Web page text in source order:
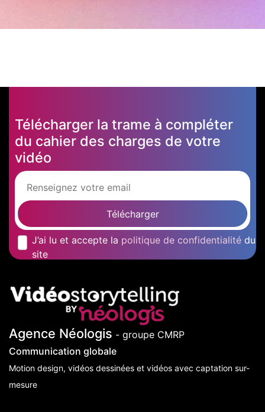
Télécharger la trame à compléter
du cahier des charges de votre
vidéo
Télécharger
J’ai lu et accepte la politique de confidentialité du
site
Agence Néologis - groupe CMRP
Communication globale
Motion design, vidéos dessinées et vidéos avec captation sur-
mesure